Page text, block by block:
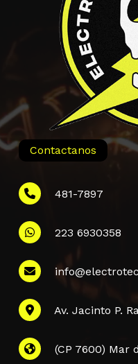
Contactanos
481-7897
223 6930358
Av. Jacinto P.
(CP 7600) Mar
Información
QUIENES SOMOS
POLÍTICA DE
PREGUNTAS
CONTACTANOS